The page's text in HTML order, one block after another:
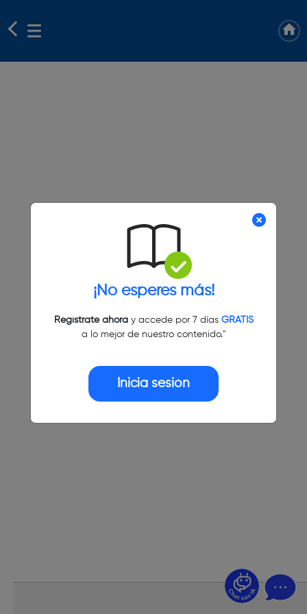
¡No esperes más!
Regístrate ahoray accede por 7 días GRATIS
a lo mejor de nuestro contenido."
Inicia sesión